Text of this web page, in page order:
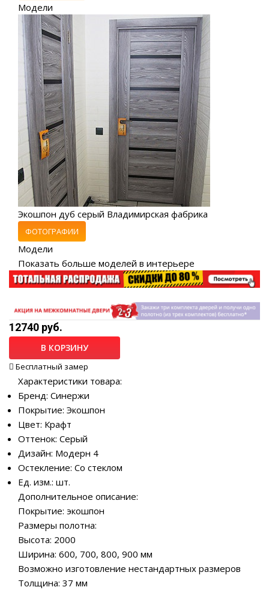
Модели
Экошпон дуб серый Владимирская фабрика
ФОТОГРАФИИ
Модели
Показать больше моделей в интерьере
12740 руб.
В КОРЗИНУ
Бесплатный замер
Характеристики товара:
Бренд: Синержи
Покрытие: Экошпон
Цвет: Крафт
Оттенок: Серый
Дизайн: Модерн 4
Остекление: Со стеклом
Ед. изм.: шт.
Дополнительное описание:
Покрытие: экошпон
Размеры полотна:
Высота: 2000
Ширина: 600, 700, 800, 900 мм
Возможно изготовление нестандартных размеров
Толщина: 37 мм